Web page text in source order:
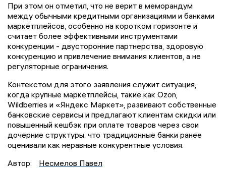
При этом он отметил, что не верит в меморандум
между обычными кредитными организациями и банками
маркетплейсов, особенно на коротком горизонте и
считает более эффективными инструментами
конкуренции - двусторонние партнерства, здоровую
конкуренцию и привлечение внимания клиентов, а не
регуляторные ограничения.
Контекстом для этого заявления служит ситуация,
когда крупные маркетплейсы, такие как Ozon,
Wildberries и «Яндекс Маркет», развивают собственные
банковские сервисы и предлагают клиентам скидки или
повышенный кешбэк при оплате товаров через свои
дочерние структуры, что традиционные банки ранее
оценивали как неравные конкурентные условия.
Автор:
Несмелов Павел